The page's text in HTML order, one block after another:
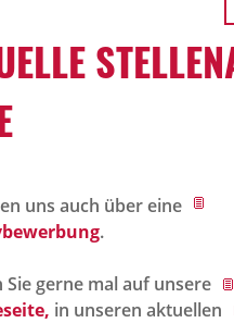
Arbeitgeber
uns auch über eine
.
Sie gerne mal auf unsere
in unseren aktuellen